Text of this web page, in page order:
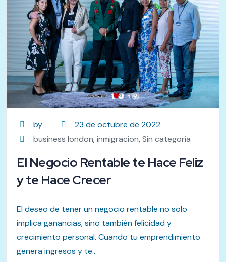
by
23 de octubre de 2022
business london,inmigracion,Sin categoría
El Negocio Rentable te Hace Feliz
y te Hace Crecer
El deseo de tener un negocio rentable no solo
implica ganancias, sino también felicidad y
crecimiento personal. Cuando tu emprendimiento
genera ingresos y te...